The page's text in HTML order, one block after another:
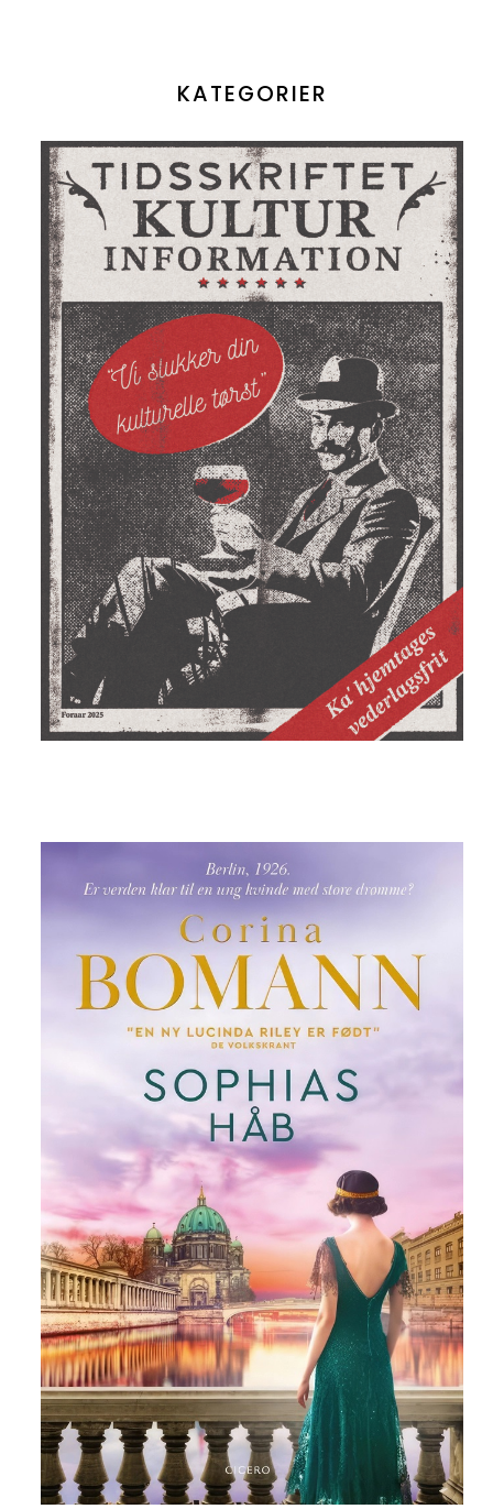
KATEGORIER